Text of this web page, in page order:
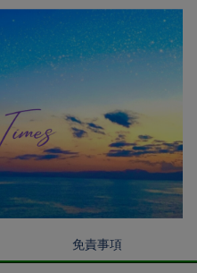
免責事項